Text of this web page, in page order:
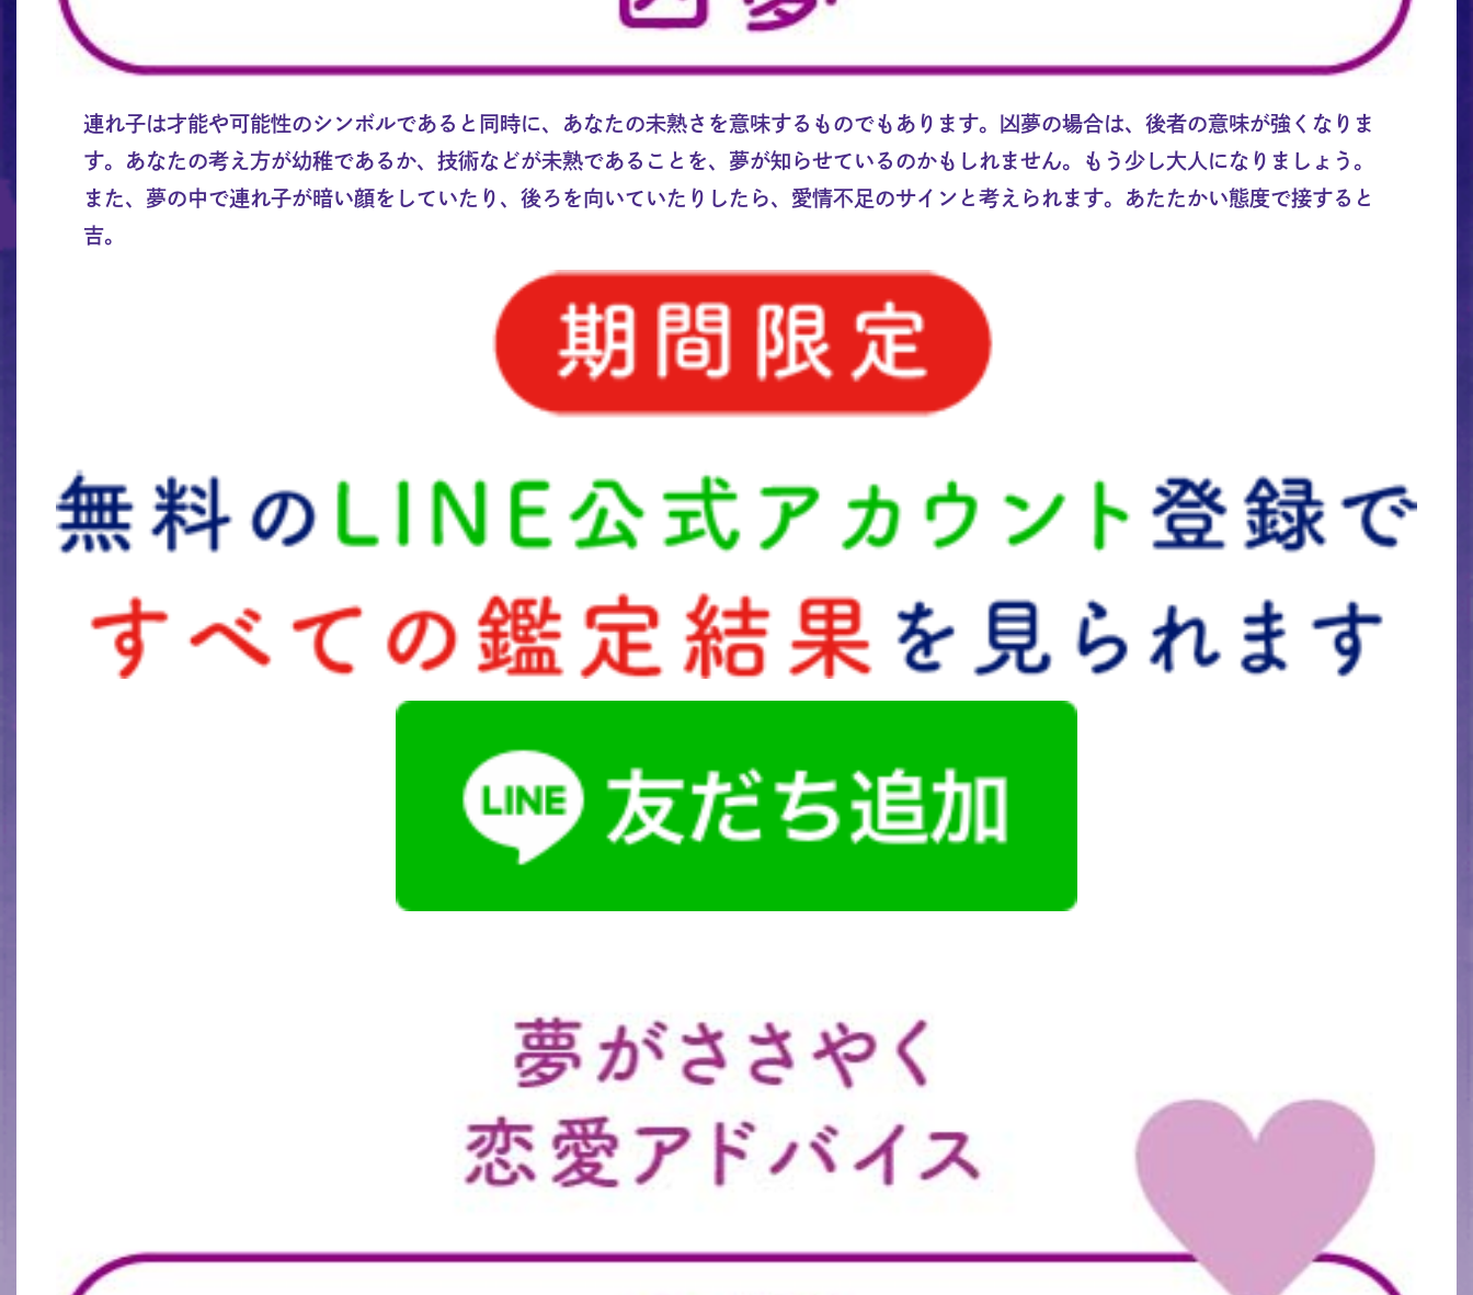
連れ子は才能や可能性のシンボルであると同時に、あなたの未熟さを意味するものでもあります。凶夢の場合は、後者の意味が強くなりま
す。あなたの考え方が幼稚であるか、技術などが未熟であることを、夢が知らせているのかもしれません。もう少し大人になりましょう。
また、夢の中で連れ子が暗い顔をしていたり、後ろを向いていたりしたら、愛情不足のサインと考えられます。あたたかい態度で接すると
吉。